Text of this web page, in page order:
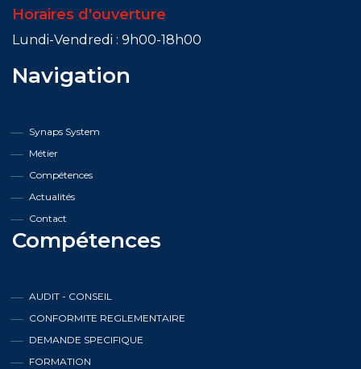
Horaires d'ouverture
Lundi-Vendredi : 9h00-18h00
Navigation
Synaps System
Métier
Compétences
Actualités
Contact
Compétences
AUDIT - CONSEIL
CONFORMITE REGLEMENTAIRE
DEMANDE SPECIFIQUE
FORMATION